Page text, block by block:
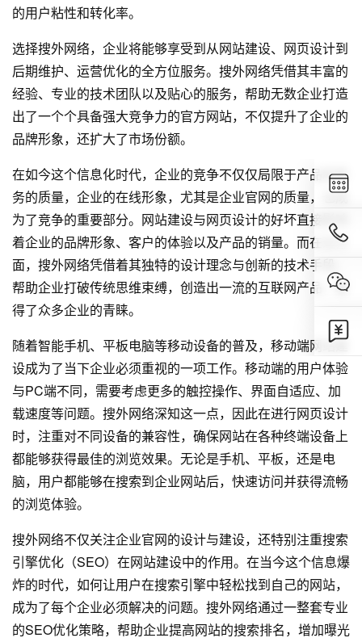
的用户粘性和转化率。
选择搜外网络，企业将能够享受到从网站建设、网页设计到
后期维护、运营优化的全方位服务。搜外网络凭借其丰富的
经验、专业的技术团队以及贴心的服务，帮助无数企业打造
出了一个个具备强大竞争力的官方网站，不仅提升了企业的
品牌形象，还扩大了市场份额。
在如今这个信息化时代，企业的竞争不仅仅局限于产品和服
务的质量，企业的在线形象，尤其是企业官网的质量，也成
为了竞争的重要部分。网站建设与网页设计的好坏直接影响
着企业的品牌形象、客户的体验以及产品的销量。而在这方
面，搜外网络凭借着其独特的设计理念与创新的技术手段，
帮助企业打破传统思维束缚，创造出一流的互联网产品，赢
得了众多企业的青睐。
随着智能手机、平板电脑等移动设备的普及，移动端网站建
设成为了当下企业必须重视的一项工作。移动端的用户体验
与PC端不同，需要考虑更多的触控操作、界面自适应、加
载速度等问题。搜外网络深知这一点，因此在进行网页设计
时，注重对不同设备的兼容性，确保网站在各种终端设备上
都能够获得最佳的浏览效果。无论是手机、平板，还是电
脑，用户都能够在搜索到企业网站后，快速访问并获得流畅
的浏览体验。
搜外网络不仅关注企业官网的设计与建设，还特别注重搜索
引擎优化（SEO）在网站建设中的作用。在当今这个信息爆
炸的时代，如何让用户在搜索引擎中轻松找到自己的网站，
成为了每个企业必须解决的问题。搜外网络通过一整套专业
的SEO优化策略，帮助企业提高网站的搜索排名，增加曝光